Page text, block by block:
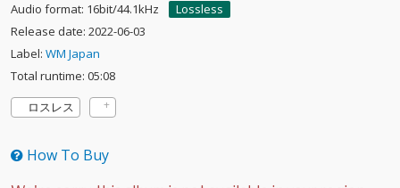
Audio format: 16bit/44.1kHz
Lossless
Release date: 2022-06-03
Label: WM Japan
Total runtime: 05:08
ロスレス
How To Buy